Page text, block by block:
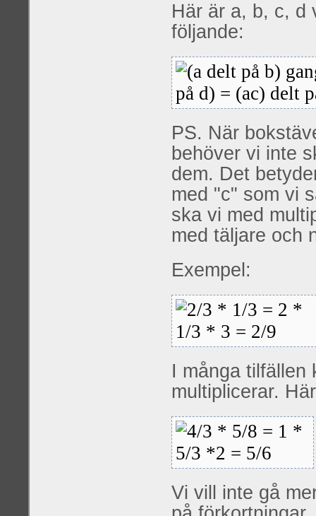
Här är a, b, c, d
följande:
PS. När
behöver vi inte
dem. Det
med "c" som vi
ska vi med
med täljare och
Exempel:
I många tilfällen
multiplicerar.
Vi vill inte gå